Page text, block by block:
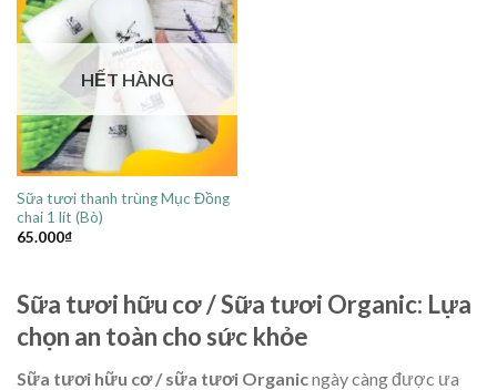
HẾT HÀNG
Sữa tươi thanh trùng Mục Đồng
chai 1 lít (Bò)
65.000₫
Sữa tươi hữu cơ / Sữa tươi Organic: Lựa
chọn an toàn cho sức khỏe
Sữa tươi hữu cơ / sữa tươi Organicngày càng được ưa